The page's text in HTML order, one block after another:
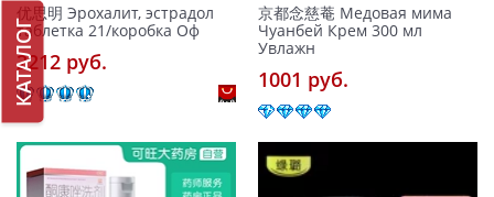
КАТАЛОГ
优思明 Эрохалит, эстрадол
таблетка 21/коробка Оф
2212 pуб.
京都念慈菴 Медовая мима
Чуанбей Крем 300 мл
Увлажн
1001 pуб.